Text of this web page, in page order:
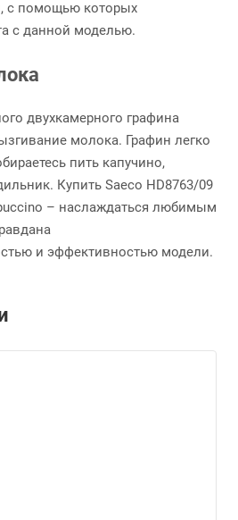
с помощью которых
с данной моделью.
двухкамерного графина
молока. Графин легко
пить капучино,
Купить Saeco HD8763/09
– наслаждаться любимым
и эффективностью модели.